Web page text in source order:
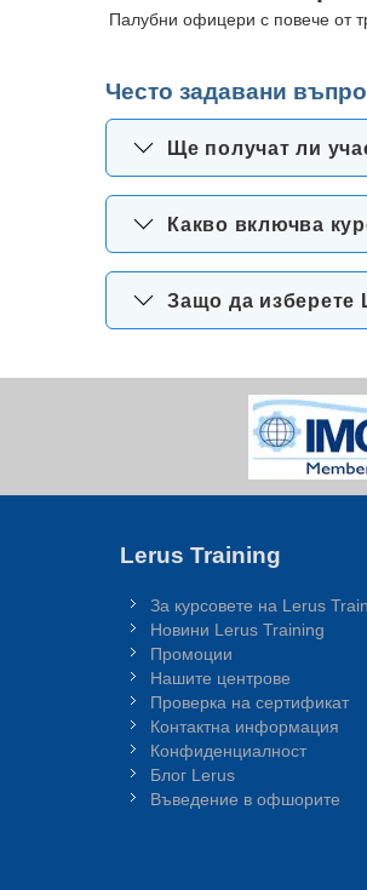
Палубни офицери с повече от
Често задавани
Ще получат ли
Какво включва
Защо да изберете
Lerus Training
За курсовете на Lerus
Новини Lerus Training
Промоции
Нашите центрове
Проверка на сертификат
Контактна информация
Конфиденциалност
Блог Lerus
Въведение в офшорите